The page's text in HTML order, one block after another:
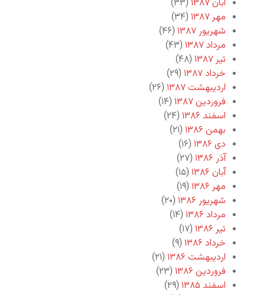
آبان ۱۳۸۷
(۳۳)
مهر ۱۳۸۷
(۳۴)
شهریور ۱۳۸۷
(۴۶)
مرداد ۱۳۸۷
(۴۳)
تیر ۱۳۸۷
(۴۸)
خرداد ۱۳۸۷
(۲۹)
اردیبهشت ۱۳۸۷
(۲۶)
فروردین ۱۳۸۷
(۱۴)
اسفند ۱۳۸۶
(۲۴)
بهمن ۱۳۸۶
(۲۱)
دی ۱۳۸۶
(۱۶)
آذر ۱۳۸۶
(۲۷)
آبان ۱۳۸۶
(۱۵)
مهر ۱۳۸۶
(۱۹)
شهریور ۱۳۸۶
(۲۰)
مرداد ۱۳۸۶
(۱۴)
تیر ۱۳۸۶
(۱۷)
خرداد ۱۳۸۶
(۹)
اردیبهشت ۱۳۸۶
(۲۱)
فروردین ۱۳۸۶
(۲۳)
اسفند ۱۳۸۵
(۲۹)